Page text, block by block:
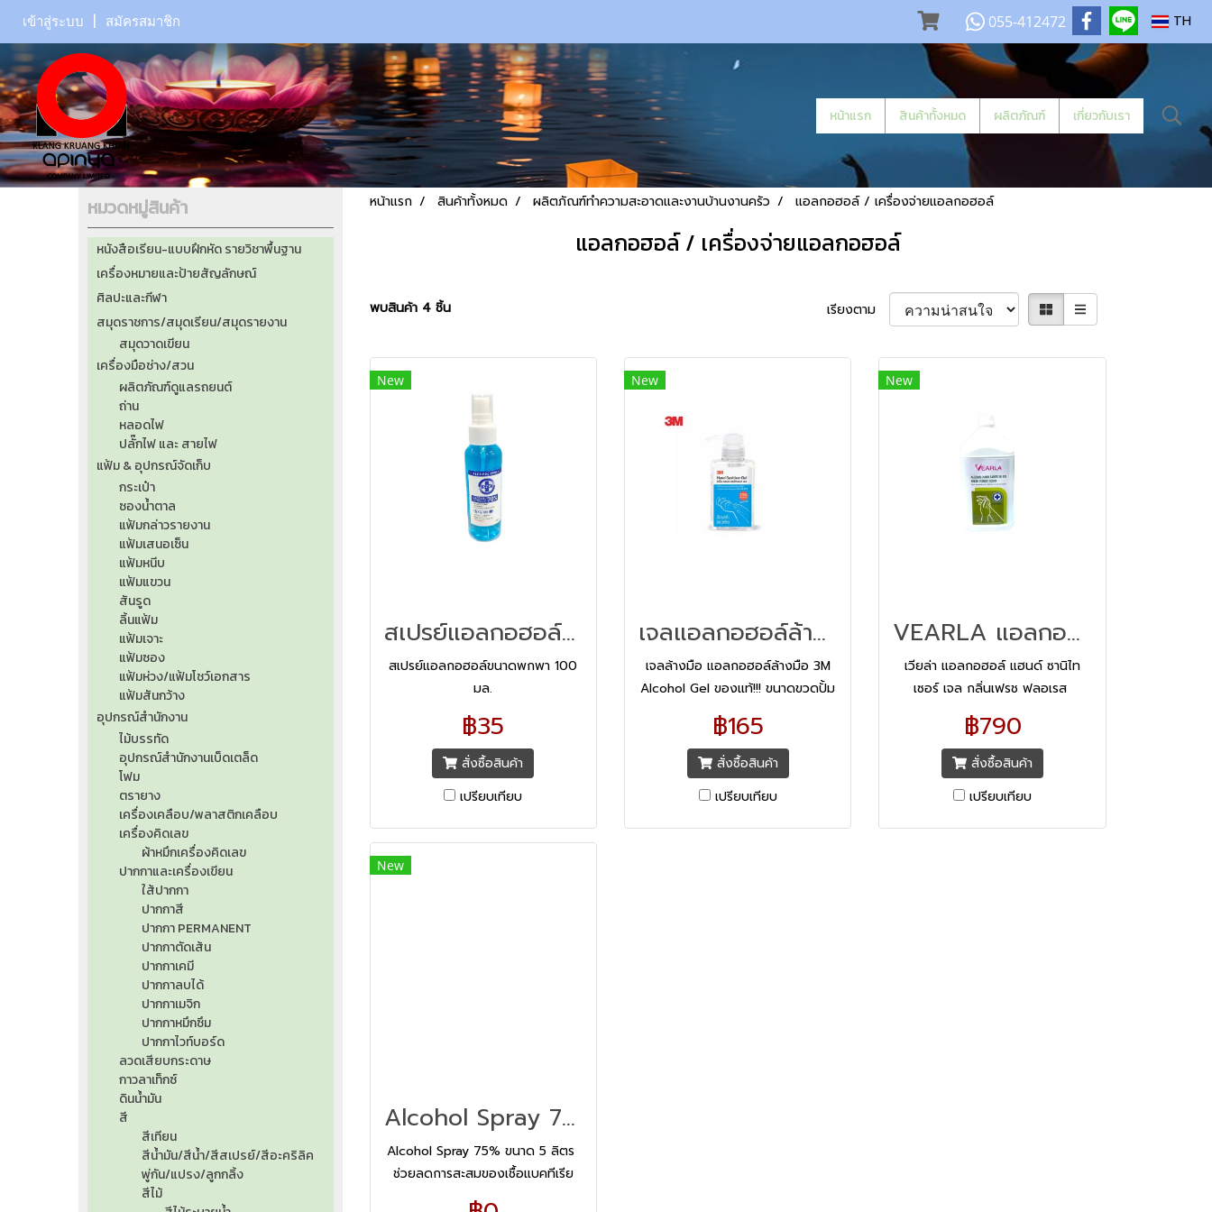
เข้าสู่ระบบ สมัครสมาชิก 055-412472 TH
หน้าแรก สินค้าทั้งหมด ผลิตภัณฑ์ เกี่ยวกับเรา
หน้าแรก สินค้าทั้งหมด ผลิตภัณฑ์ทำความสะอาดและงานบ้านงานครัว แอลกอฮอล์ / เครื่องจ่ายแอลกอฮอล์
แอลกอฮอล์ / เครื่องจ่ายแอลกอฮอล์
พบสินค้า 4 ชิ้น เรียงตาม
New
สเปรย์แอลกอฮอล์ขนาดพกพา 100 มล.
สเปรย์แอลกอฮอล์ขนาดพกพา 100
มล.
฿35
สั่งซื้อสินค้า
เปรียบเทียบ
New
เจลแอลกอฮอล์ล้างมือ 3M Alcohol Gel 400 ml
เจลล้างมือ แอลกอฮอล์ล้างมือ 3M
Alcohol Gel ของแท้!!! ขนาดขวดปั้ม
400 ml แอลกอฮอล์เจลล้างมือ 3M
Alcohol Gel ผลิตภัณฑ์แอลกอฮอล์
เจล ทำความสะอาดมือ
฿165
สั่งซื้อสินค้า
เปรียบเทียบ
New
VEARLA แอลกอฮอล์ แฮน ซานิไทเซอร์ เจล กลิ่นเฟรช ฟลอเรส
เวียล่า แอลกอฮอล์ แฮนด์ ซานิไท
เซอร์ เจล กลิ่นเฟรช ฟลอเรส
สะอาด มั่นใจ เพื่อสุขอนามัยที่ดี
ทำความสะอาดมอ โดยไม่ต้องใช้น้ำ
฿790
สั่งซื้อสินค้า
เปรียบเทียบ
New
Alcohol Spray 75% ขนาด 5 ลิตร (สอบถามราคา)
Alcohol Spray 75% ขนาด 5 ลิตร
ช่วยลดการสะสมของเชื้อแบคทีเรีย
แห้งเร็ว ไม่เหนียวเหนอะหนะ
หมวดหมู่สินค้า
หนังสือเรียน-แบบฝึกหัด รายวิชาพื้นฐาน
เครื่องหมายและป้ายสัญลักษณ์
ศิลปะและกีฬา
สมุดราชการ/สมุดเรียน/สมุดรายงาน
สมุดวาดเขียน
เครื่องมือช่าง/สวน
ผลิตภัณฑ์ดูแลรถยนต์
ถ่าน
หลอดไฟ
ปลั๊กไฟ และ สายไฟ
แฟ้ม & อุปกรณ์จัดเก็บ
กระเป๋า
ซองน้ำตาล
แฟ้มกล่าวรายงาน
แฟ้มเสนอเซ็น
แฟ้มหนีบ
แฟ้มแขวน
สันรูด
ลิ้นแฟ้ม
แฟ้มเจาะ
แฟ้มซอง
แฟ้มห่วง/แฟ้มโชว์เอกสาร
แฟ้มสันกว้าง
อุปกรณ์สำนักงาน
ไม้บรรทัด
อุปกรณ์สำนักงานเบ็ดเตล็ด
โฟม
ตรายาง
เครื่องเคลือบ/พลาสติกเคลือบ
เครื่องคิดเลข
ผ้าหมึกเครื่องคิดเลข
ปากกาและเครื่องเขียน
ใส้ปากกา
ปากกาสี
ปากกา PERMANENT
ปากกาตัดเส้น
ปากกาเคมี
ปากกาลบได้
ปากกาเมจิก
ปากกาหมึกซึม
ปากกาไวท์บอร์ด
ลวดเสียบกระดาษ
กาวลาเท็กซ์
ดินน้ำมัน
สี
สีเทียน
สีน้ำมัน/สีน้ำ/สีสเปรย์/สีอะคริลิค
พู่กัน/แปรง/ลูกกลิ้ง
สีไม้